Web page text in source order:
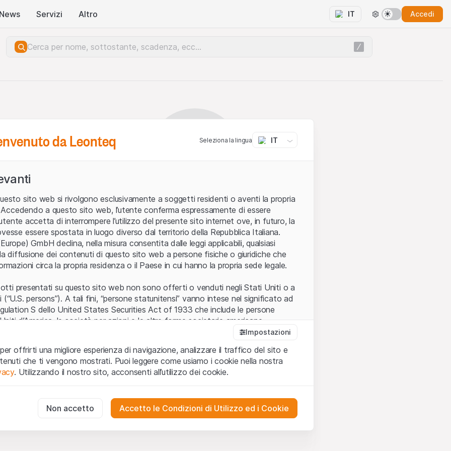
News Servizi Altro IT Accedi
Errore del server.
da Leonteq Seleziona la lingua IT
sito web si rivolgono esclusivamente a soggetti residenti o aventi la propria
a questo sito web, l’utente conferma espressamente di essere
accetta di interrompere l’utilizzo del presente sito internet ove, in futuro, la
essere spostata in luogo diverso dal territorio della Repubblica Italiana.
GmbH declina, nella misura consentita dalle leggi applicabili, qualsiasi
diffusione dei contenuti di questo sito web a persone fisiche o giuridiche che
circa la propria residenza o il Paese in cui hanno la propria sede legale.
presentati su questo sito web non sono offerti o venduti negli Stati Uniti o a
persons”). A tali fini, “persone statunitensi” vanno intese nel significato ad
S dello United States Securities Act of 1933 che include le persone
d’America, le società per azioni e le altre forme societarie americane.
web (di seguito, il “Sito”) si dichiara di aver compreso e di accettare le
avvertenze importanti e le condizioni di utilizzo ivi rese disponibili. Nel caso in
utilizzonon siano accettate, l’utente è tenuto ad interrompere l’utilizzo del
o invito ad acquistare
i dati, i servizi, gli strumenti, i documenti (i “Contenuti del Sito”) contenuti o
web hanno esclusivamente finalità informative e non rappresentano né
Impostazioni
offrirti una migliore esperienza di navigazione, analizzare il traffico del sito e
che ti vengono mostrati. Puoi leggere come usiamo i cookie nella nostra
. Utilizzando il nostro sito, acconsenti all’utilizzo dei cookie.
per il funzionamento del sito web e non possono essere disattivati.
Non accetto Accetto le Condizioni di Utilizzo ed i Cookie